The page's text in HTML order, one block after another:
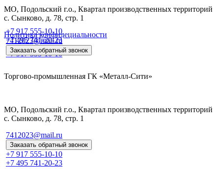
МО, Подольский г.о., Квартал производственных территорий
с. Сынково, д. 78, стр. 1
Политика конфидециальности
+7 917 555-10-10
+7 495 741-20-23
+7 917 555-10-10
7412023@mail.ru
Заказать обратный звонок
Торгово-промышленная ГК «Металл-Сити»
МО, Подольский г.о., Квартал производственных территорий
с. Сынково, д. 78, стр. 1
7412023@mail.ru
Заказать обратный звонок
+7 917 555-10-10
+7 495 741-20-23